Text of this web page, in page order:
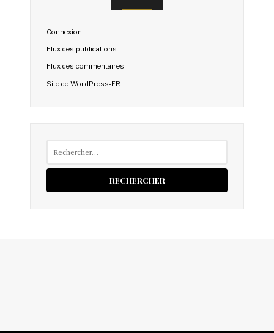
Connexion
Flux des publications
Flux des commentaires
Site de WordPress-FR